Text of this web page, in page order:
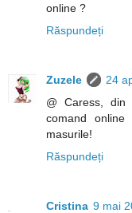
online ?
Răspundeți
Zuzele
24
@ Caress,
comand
masurile!
Răspundeți
Cristina 9 mai